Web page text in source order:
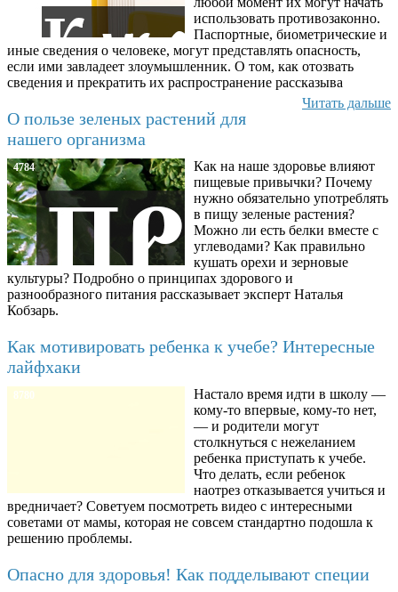
использовать противозаконно.
Паспортные, биометрические и
иные сведения о человеке, могут представлять опасность,
если ими завладеет злоумышленник. О том, как отозвать
сведения и прекратить их распространение рассказыва
Читать дальше
О пользе зеленых растений для
нашего организма
4784
Как на наше здоровье влияют
пищевые привычки? Почему
нужно обязательно употреблять
в пищу зеленые растения?
Можно ли есть белки вместе с
углеводами? Как правильно
кушать орехи и зерновые
культуры? Подробно о принципах здорового и
разнообразного питания рассказывает эксперт Наталья
Кобзарь.
Как мотивировать ребенка к учебе? Интересные
лайфхаки
8780
Настало время идти в школу —
кому-то впервые, кому-то нет,
— и родители могут
столкнуться с нежеланием
ребенка приступать к учебе.
Что делать, если ребенок
наотрез отказывается учиться и
вредничает? Советуем посмотреть видео с интересными
советами от мамы, которая не совсем стандартно подошла к
решению проблемы.
Опасно для здоровья! Как подделывают специи